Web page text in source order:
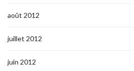
août 2012
juillet 2012
juin 2012